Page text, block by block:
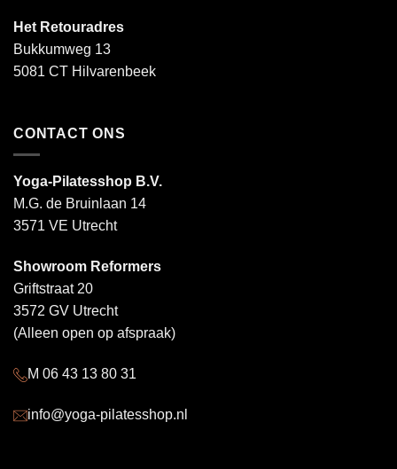
Het Retouradres
Bukkumweg 13
5081 CT Hilvarenbeek
CONTACT ONS
Yoga-Pilatesshop B.V.
M.G. de Bruinlaan 14
3571 VE Utrecht
Showroom Reformers
Griftstraat 20
3572 GV Utrecht
(Alleen open op afspraak)
M 06 43 13 80 31
info@yoga-pilatesshop.nl